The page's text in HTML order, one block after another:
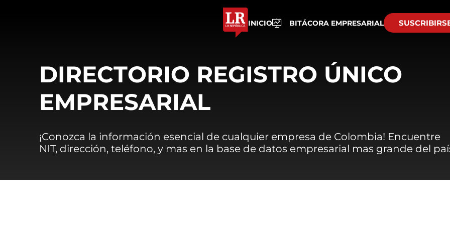
INICIO BITÁCORA EMPRESARIAL
DIRECTORIO REGISTRO ÚNICO
EMPRESARIAL
¡Conozca la información esencial de cualquier empresa de Colombia! Encuentre
NIT, dirección, teléfono, y mas en la base de datos empresarial mas grande del